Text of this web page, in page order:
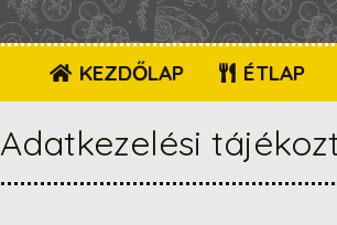
KEZDŐLAP ÉTLAP
Adatkezelési